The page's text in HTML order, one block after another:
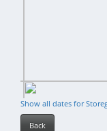
Show all dates for
Back